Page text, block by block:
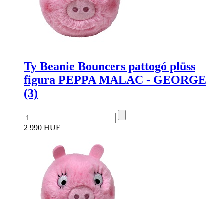
Ty Beanie Bouncers pattogó plüss
figura PEPPA MALAC - GEORGE
(3)
2 990 HUF